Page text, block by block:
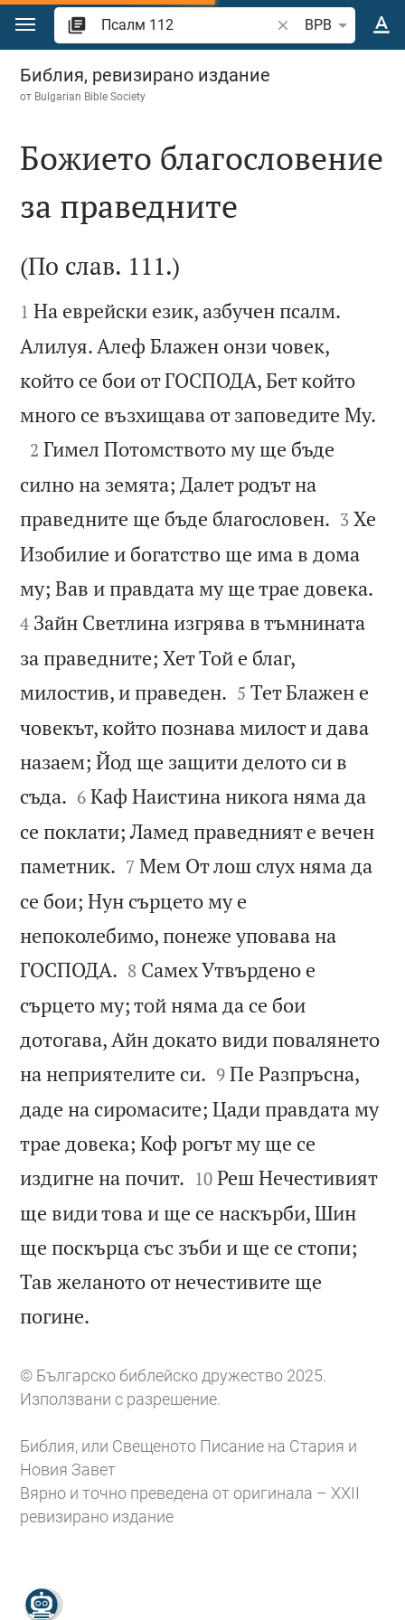
Преминете към съдържанието
Търсете стих или
BPB
Псалм 112
Библия, ревизирано издание
от Bulgarian Bible Society

Божието благословение
за праведните

(По слав. 111.)

1 На еврейски език, азбучен псалм.
Алилуя. Алеф Блажен онзи човек,
който се бои от ГОСПОДА, Бет който
много се възхищава от заповедите Му.

2 Гимел Потомството му ще бъде
силно на земята; Далет родът на
праведните ще бъде благословен. 

3 Хе
Изобилие и богатство ще има в дома
му; Вав и правдата му ще трае довека.
4 Зайн Светлина изгрява в тъмнината
за праведните; Хет Той е благ,
милостив, и праведен. 

5 Тет Блажен е
човекът, който познава милост и дава
назаем; Йод ще защити делото си в
съда. 

6 Каф Наистина никога няма да
се поклати; Ламед праведният е вечен
паметник. 

7 Мем От лош слух няма да
се бои; Нун сърцето му е
непоколебимо, понеже уповава на
ГОСПОДА. 

8 Самех Утвърдено е
сърцето му; той няма да се бои
дотогава, Айн докато види повалянето
на неприятелите си. 

9 Пе Разпръсна,
даде на сиромасите; Цади правдата му
трае довека; Коф рогът му ще се
издигне на почит. 

10 Реш Нечестивият
ще види това и ще се наскърби, Шин
ще поскърца със зъби и ще се стопи;
Тав желаното от нечестивите ще
погине.
© Българско библейско дружество 2025.
Използвани с разрешение.
Библия, или Свещеното Писание на Стария и
Новия Завет
Вярно и точно преведена от оригинала – XXII
ревизирано издание